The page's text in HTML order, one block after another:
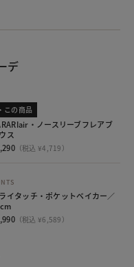
デ
この商品
・ノースリーブフレアブ
ス
（税込 ¥4,719）
イタッチ・ポケットベイカー／
（税込 ¥6,589）